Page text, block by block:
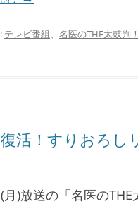
テレビ番組、 名医のTHE太鼓判！
活！すりおろし
月)放送の「名医の